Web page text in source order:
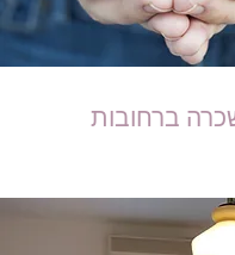
ברחובות